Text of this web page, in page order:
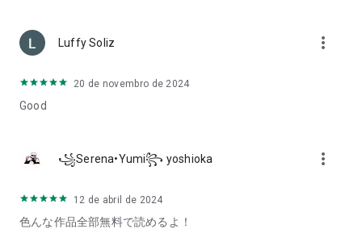
Exemplos de Obras Adaptadas para Outras Mídias
'Mob Psycho 100' (Anime, Drama, Peça Teatral)
'Shakunetsu Kabaddi' (Anime)
'How Heavy Are the Dumbbells You Lift?' (Anime)
'The Anthem of the Heart' (Anime)
'Nihon Sangoku' (Anime)
△▼△▼△▼Recomendado para você△▼△▼△▼
・Para verdadeiros amantes de mangá que desejam ler
Luffy Soliz more_vert
20 de novembro de 2024
Good
꧁Serena•Yumi꧂ yoshioka more_vert
12 de abril de 2024
色んな作品全部無料で読めるよ！